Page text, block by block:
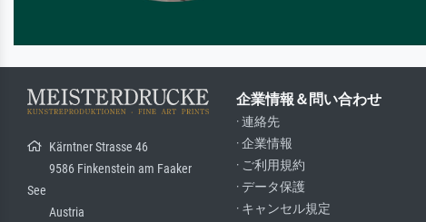
Kärntner Strasse 46
9586 Finkenstein am Faaker
See
Austria
企業情報＆問い合わせ
· 連絡先
· 企業情報
· ご利用規約
· データ保護
· キャンセル規定